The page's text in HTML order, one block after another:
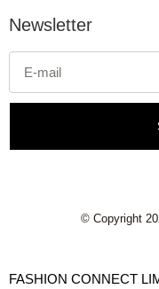
Newsletter
© Copyright
FASHION CONNECT